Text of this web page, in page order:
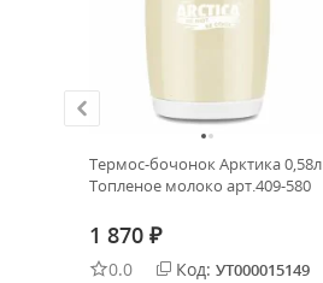
Термос-бочонок Арктика 0,58л
Топленое молоко арт.409-580
1 870 ₽
0.0 Код: УТ000015149